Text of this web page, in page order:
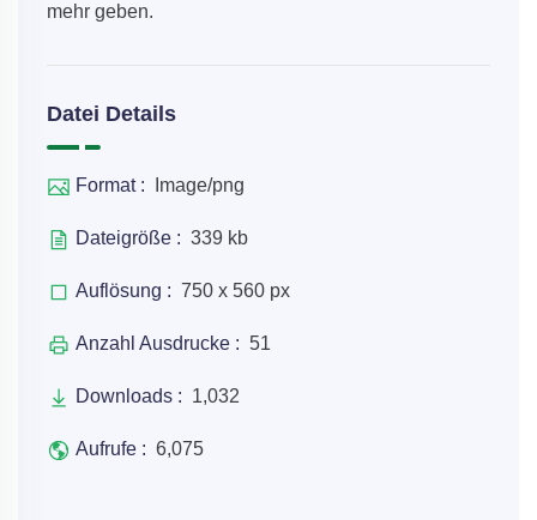
mehr geben.
Datei Details
Format : Image/png
Dateigröße : 339 kb
Auflösung : 750 x 560 px
Anzahl Ausdrucke : 51
Downloads : 1,032
Aufrufe : 6,075